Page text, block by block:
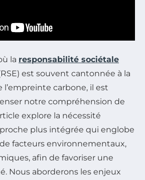
la responsabilité sociétale
est souvent cantonnée à la
carbone, il est
notre compréhension de
explore la nécessité
plus intégrée qui englobe
facteurs environnementaux,
afin de favoriser une
Nous aborderons les enjeux